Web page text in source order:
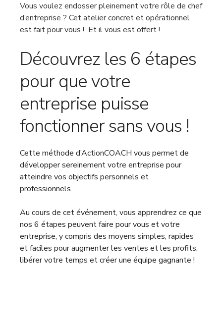
Vous voulez endosser pleinement votre rôle de chef
d’entreprise ? Cet atelier concret et opérationnel
est fait pour vous ! Et il vous est offert !
Découvrez les 6 étapes
pour que votre
entreprise puisse
fonctionner sans vous !
Cette méthode d’ActionCOACH vous permet de
développer sereinement votre entreprise pour
atteindre vos objectifs personnels et
professionnels.
Au cours de cet événement, vous apprendrez ce que
nos 6 étapes peuvent faire pour vous et votre
entreprise, y compris des moyens simples, rapides
et faciles pour augmenter les ventes et les profits,
libérer votre temps et créer une équipe gagnante !